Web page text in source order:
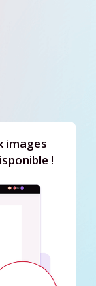
images
!